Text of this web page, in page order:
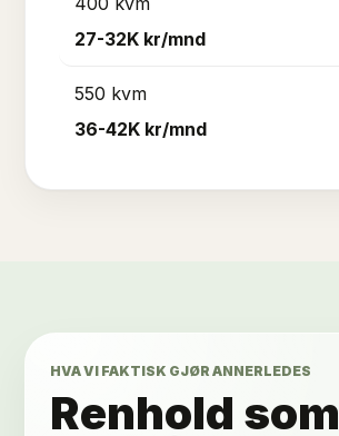
27-32K kr/mnd
550 kvm
36-42K kr/mnd
HVA VI FAKTISK GJØR ANNERLEDES
Renhold som